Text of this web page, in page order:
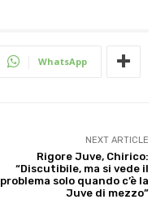
WhatsApp
NEXT ARTICLE
Rigore Juve, Chirico:
“Discutibile, ma si vede il
problema solo quando c’è la
Juve di mezzo”